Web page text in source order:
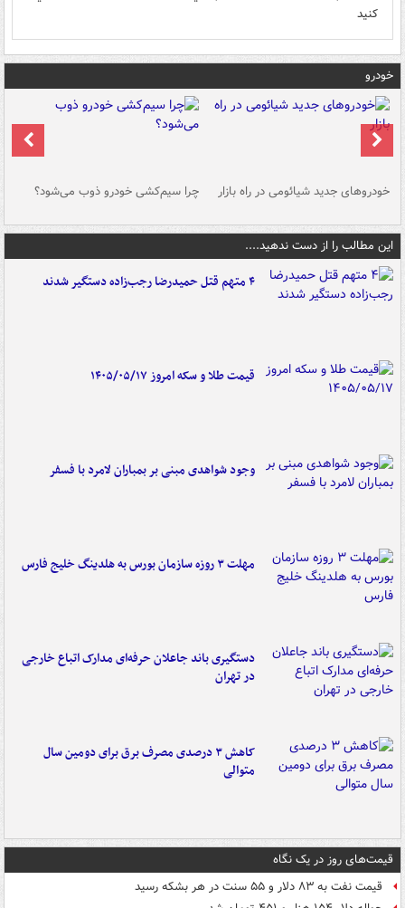
كنيد
خودرو
خودروهای جدید شیائومی در راه بازار چرا سیم‌کشی خودرو ذوب می‌شود؟
این مطالب را از دست ندهید....
۴ متهم قتل حمیدرضا رجب‌زاده دستگیر شدند
قیمت طلا و سکه امروز ۱۴۰۵/۰۵/۱۷
وجود شواهدی مبنی بر بمباران لامرد با فسفر
مهلت ۳ روزه سازمان بورس به هلدینگ خلیج فارس
دستگیری باند جاعلان حرفه‌ای مدارک اتباع خارجی
در تهران
کاهش ۳ درصدی مصرف برق برای دومین سال
متوالی
قیمت‌های روز در یک نگاه
قیمت نفت به ۸۳ دلار و ۵۵ سنت در هر بشکه رسید